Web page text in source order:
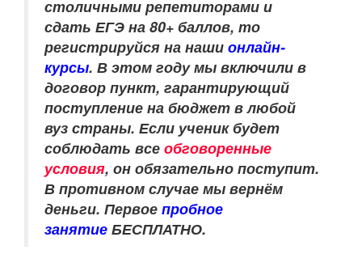
столичными репетиторами и
сдать ЕГЭ на 80+ баллов, то
регистрируйся на наши онлайн-
курсы. В этом году мы включили в
договор пункт, гарантирующий
поступление на бюджет в любой
вуз страны. Если ученик будет
соблюдать все обговоренные
условия, он обязательно поступит.
В противном случае мы вернём
деньги. Первое пробное
занятие БЕСПЛАТНО.